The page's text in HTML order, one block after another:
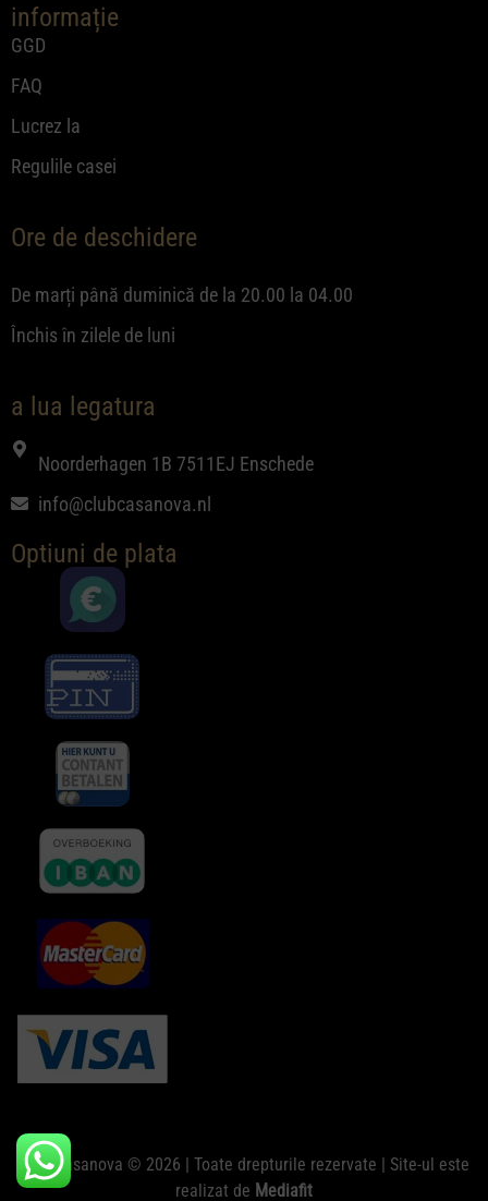
informație
GGD
FAQ
Lucrez la
Regulile casei
Ore de deschidere
De marți până duminică de la 20.00 la 04.00
Închis în zilele de luni
a lua legatura
Noorderhagen 1B 7511EJ Enschede
info@clubcasanova.nl
Optiuni de plata
Club Casanova © 2026 | Toate drepturile rezervate | Site-ul este
realizat de Mediafit